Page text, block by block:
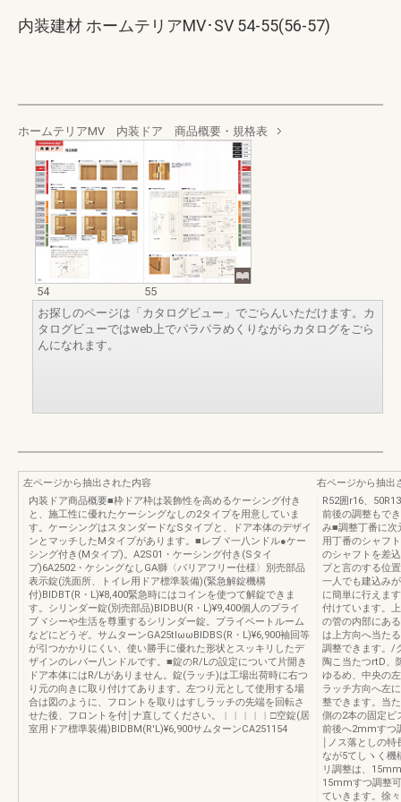
内装建材 ホームテリアMV･SV 54-55(56-57)
ホームテリアMV 内装ドア 商品概要・規格表
54
55
お探しのページは「カタログビュー」でごらんいただけます。カ
タログビューではweb上でパラパラめくりながらカタログをごら
んになれます。
左ページから抽出された内容
内装ドア商品概要■枠ドア枠は装飾性を高めるケーシング付き
と、施工性に優れたケーシングなしの2タイプを用意していま
す。ケーシングはスタンダードなSタイプと、ドア本体のデザイ
ンとマッチしたMタイプがあります。■レブヾ一八ンドル●ケー
シング付き(Mタイプ)。A2S01・ケーシング付き(Sタイ
プ)6A2502・ケシングなしGA獅〈パリアフリー仕様〉別売部品
表示錠(洗面所、トイレ用ドア標準装備)(緊急解錠機構
付)BIDBT(R・L)¥8,400緊急時にはコインを使つて解錠できま
す。シリンダー錠(別売部品)BIDBU(R・L)¥9,400個人のプライ
ブヾシーや生活を尊重するシリンダー錠。プライベートルーム
などにどうぞ。サムターンGA25tlωωBIDBS(R・L)¥6,900袖回等
が引つかかりにくい、使い勝手に優れた形状とスッキリしたデ
ザインのレバー八ンドルです。■錠のR/Lの設定について片開き
ドア本体にはR/Lがありません。錠(ラッチ)は工場出荷時に右つ
り元の向きに取り付けてあります。左つり元として使用する場
合は図のように、フロントを取りはすしラッチの先端を回転さ
せた後、フロントを付￨ナ直してください。︱︱︱︱︱□空錠(居
室用ドア標準装備)BIDBM(R'L)¥6,900サムターンCA251154
右ページから抽出
R52囲r16、
前後の調整もで
み■調整丁番に次
用丁番のシャフ
のシャフトを差
プと言のする位
一人でも建込み
に簡単に行えま
付けています。
の管の内部にあ
は上方向へ当た
調整できます。/
陶こ当たつrtD、
ゆるめ、中央の
ラッチ方向へ左
整できます。当
側の2本の固定ビ
前後へ2mmすつ
￨ノス落としの
なが5てしヽく機
リ調整は、
15mmすつ調整
ていきます。徐